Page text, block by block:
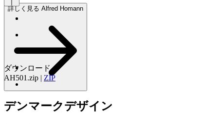
詳しく見る Alfred Homann
ダウンロード
AH501.zip | ZIP
デンマークデザイン